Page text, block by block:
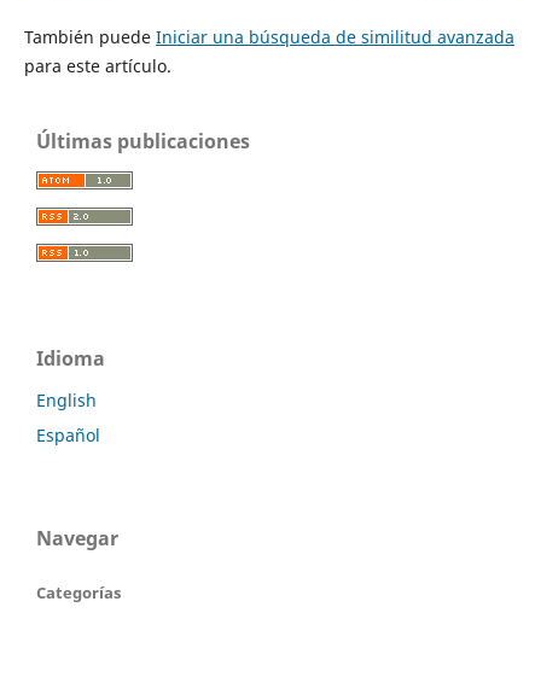
También puede Iniciar una búsqueda de similitud avanzada
para este artículo.
Últimas publicaciones
Idioma
English
Español
Navegar
Categorías